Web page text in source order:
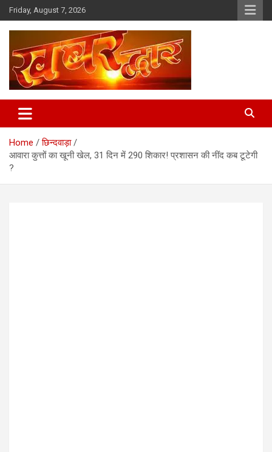
Skip
to
content
Friday, August 7, 2026
Khabar Dwar
Home
छिन्दवाड़ा
आवारा कुत्तों का खूनी खेल, 31 दिन में 290 शिकार! प्रशासन की नींद कब टूटेगी
?